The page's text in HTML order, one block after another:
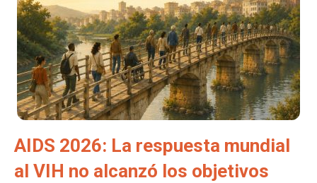
AIDS 2026: La respuesta mundial
al VIH no alcanzó los objetivos